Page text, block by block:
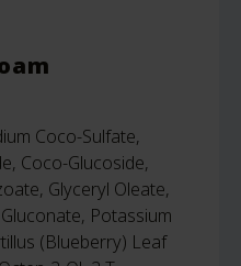
Coco-Sulfate,
Coco-Glucoside,
Glyceryl Oleate,
Potassium
(Blueberry) Leaf